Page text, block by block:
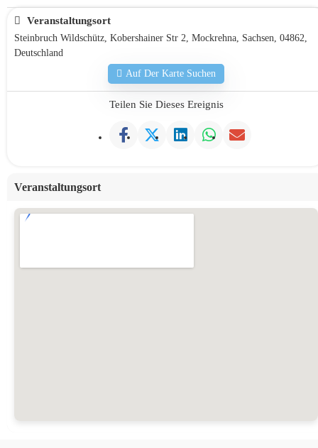
Veranstaltungsort
Steinbruch Wildschütz, Kobershainer Str 2, Mockrehna, Sachsen, 04862,
Deutschland
Auf Der Karte Suchen
Teilen Sie Dieses Ereignis
Veranstaltungsort